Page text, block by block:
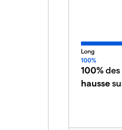
Long
100%
100%
hausse